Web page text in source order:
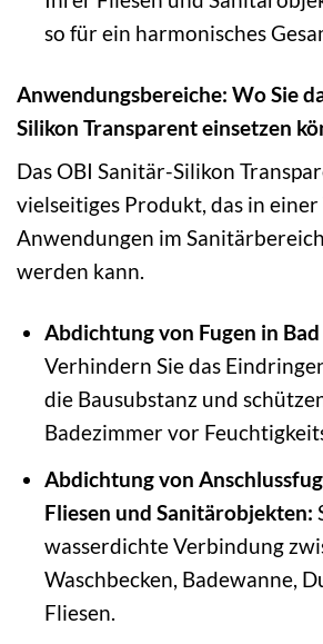
so für ein harmonisches
Anwendungsbereiche: Wo Sie
Silikon Transparent einsetzen
Das OBI Sanitär-Silikon
vielseitiges Produkt, das in
Anwendungen im
werden kann.
Abdichtung von Fugen in
Verhindern Sie das
die Bausubstanz und
Badezimmer vor
Abdichtung von
Fliesen und Sanitärobjekten:
wasserdichte Verbindung
Waschbecken, Badewanne,
Fliesen.